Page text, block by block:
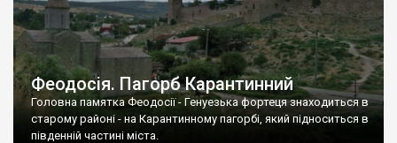
Феодосія. Пагорб Карантинний
Головна памятка Феодосії - Генуезька фортеця знаходиться в
старому районі - на Карантинному пагорбі, який підноситься в
південній частині міста.